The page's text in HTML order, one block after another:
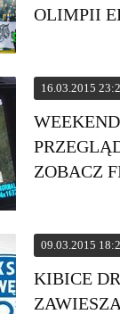
OLIMPII
16.03.2015
ZOBACZ
09.03.2015
KIBICE